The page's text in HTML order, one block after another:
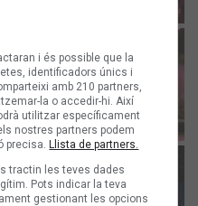
i és possible que la
identificadors únics i
amb 210 partners,
la o accedir-hi. Així
utilitzar específicament
nostres partners podem
precisa. Llista de partners.
tractin les teves dades
Pots indicar la teva
gestionant les opcions